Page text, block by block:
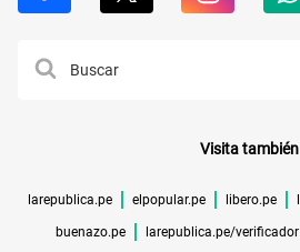
Visita también
larepublica.pe elpopular.pe libero.pe
buenazo.pe larepublica.pe/verificador